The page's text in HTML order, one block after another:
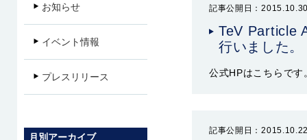
記事公開日：
TeV Particle
行いました。
公式HPはこちらで
記事公開日：
お知らせ
イベント情報
プレスリリース
月別アーカイブ